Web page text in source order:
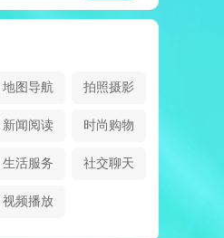
地图导航 拍照摄影
新闻阅读 时尚购物
生活服务 社交聊天
视频播放